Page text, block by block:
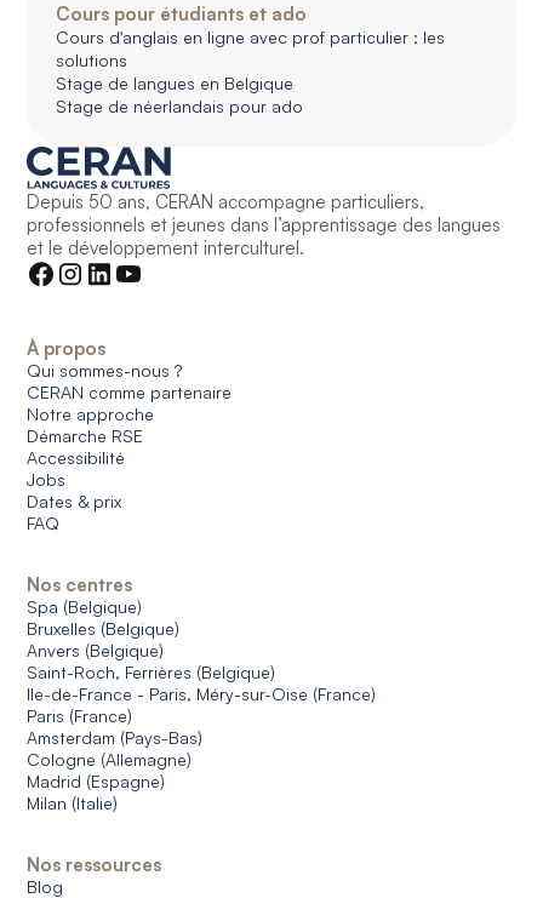
Cours pour étudiants et ado
Cours d'anglais en ligne avec prof particulier : les
solutions
Stage de langues en Belgique
Stage de néerlandais pour ado
Depuis 50 ans, CERAN accompagne particuliers,
professionnels et jeunes dans l’apprentissage des langues
et le développement interculturel.
À propos
Qui sommes-nous ?
CERAN comme partenaire
Notre approche
Démarche RSE
Accessibilité
Jobs
Dates & prix
FAQ
Nos centres
Spa (Belgique)
Bruxelles (Belgique)
Anvers (Belgique)
Saint-Roch, Ferrières (Belgique)
Ile-de-France - Paris, Méry-sur-Oise (France)
Paris (France)
Amsterdam (Pays-Bas)
Cologne (Allemagne)
Madrid (Espagne)
Milan (Italie)
Nos ressources
Blog